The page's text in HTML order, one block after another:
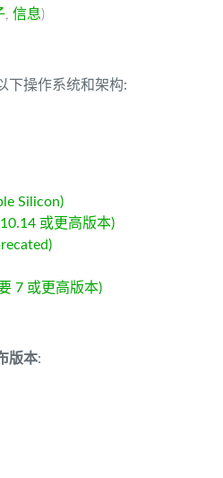
, 信息)
下操作系统和架构:
Silicon)
或更高版本)
7 或更高版本)
版本: